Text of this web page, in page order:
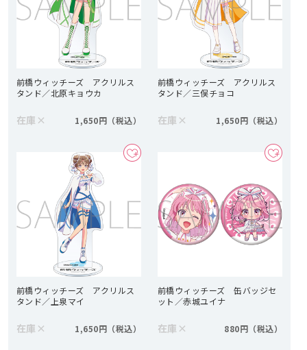
前橋ウィッチーズ アクリルス
タンド／北原キョウカ
在庫 × 1,650円
前橋ウィッチーズ アクリルス
タンド／三俣チョコ
在庫 × 1,650円
前橋ウィッチーズ アクリルス
タンド／上泉マイ
在庫 × 1,650円
前橋ウィッチーズ 缶バッジセ
ット／赤城ユイナ
在庫 × 880円